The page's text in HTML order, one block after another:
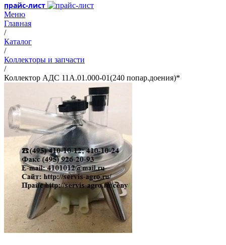
прайс-лист
Меню
Главная
/
Каталог
/
Коллекторы и запчасти
/
Коллектор АДС 11А.01.000-01(240 попар.доения)*